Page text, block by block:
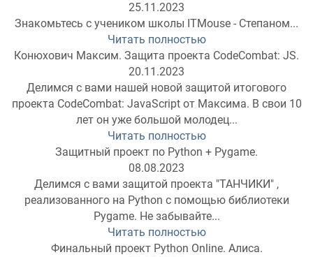
25.11.2023
Знакомьтесь с учеником школы ITMouse - Степаном...
Читать полностью
Конюхович Максим. Защита проекта CodeCombat: JS.
20.11.2023
Делимся с вами нашей новой защитой итогового
проекта CodeCombat: JavaScript от Максима. В свои 10
лет он уже большой молодец...
Читать полностью
Защитный проект по Python + Pygame.
08.08.2023
Делимся с вами защитой проекта "ТАНЧИКИ" ,
реализованного на Python с помощью библиотеки
Pygame. Не забывайте...
Читать полностью
Финальный проект Python Online. Алиса.